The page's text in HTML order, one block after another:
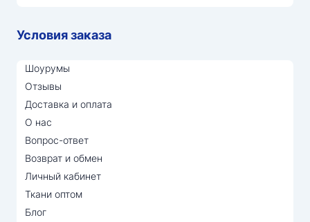
Условия заказа
Шоурумы
Отзывы
Доставка и оплата
О нас
Вопрос-ответ
Возврат и обмен
Личный кабинет
Ткани оптом
Блог